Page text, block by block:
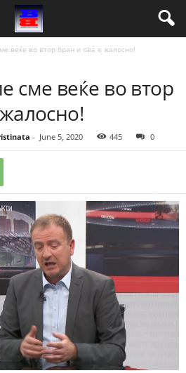
веќе во втор бран и ова е жалосно!
сме веќе во втор
- June 5, 2020 445 0